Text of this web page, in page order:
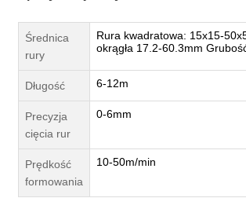
Średnica
rury
Rura kwadratowa: 15x15-
okrągła 17.2-60.3mm
Długość 6-12m
Precyzja
cięcia rur
0-6mm
Prędkość
formowania
10-50m/min